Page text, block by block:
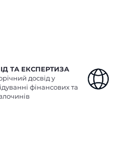
ТА ЕКСПЕРТИЗА
досвід у
фінансових та